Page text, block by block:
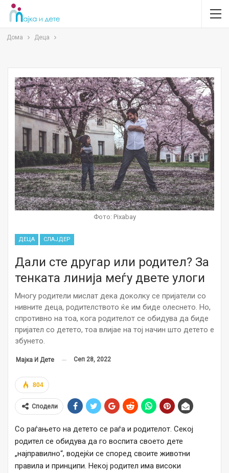
Дома Деца
Фото: Pixabay
ДЕЦА СЛАЈДЕР
Дали сте другар или родител? За
тенката линија меѓу двете улоги
Многу родители мислат дека доколку се пријатели со
нивните деца, родителството ќе им биде олеснето. Но,
спротивно на тоа, кога родителот се обидува да биде
пријател со детето, тоа влијае на тој начин што детето е
збунето.
Мајка И Дете Сеп 28, 2022
804
Сподели
Со раѓањето на детето се раѓа и родителот. Секој
родител се обидува да го воспита своето дете
„најправилно“, водејќи се според своите животни
правила и принципи. Некој родител има високи